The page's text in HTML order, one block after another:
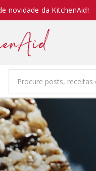
novidade da KitchenAid!